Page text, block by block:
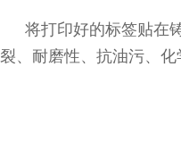
将打印好的标签贴在
裂、耐磨性、抗油污、化